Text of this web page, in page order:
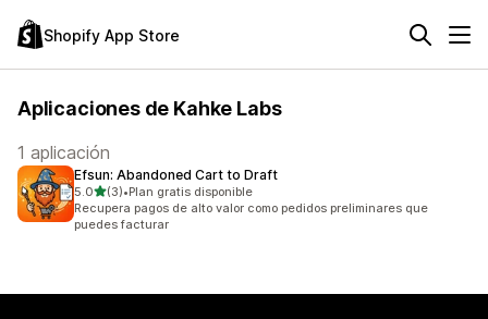
Shopify App Store
Aplicaciones de Kahke Labs
1 aplicación
Efsun: Abandoned Cart to Draft
5.0de 5 estrellas
(3)
3 reseñas en total
•Plan gratis disponible
Recupera pagos de alto valor como pedidos preliminares que
puedes facturar